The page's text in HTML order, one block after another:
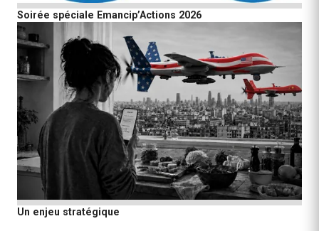
Soirée spéciale Emancip’Actions 2026
Un enjeu stratégique